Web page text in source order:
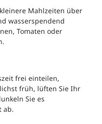
Mahlzeiten über
wasserspendend
Tomaten oder
frei einteilen,
früh, lüften Sie Ihr
Sie es
ab.